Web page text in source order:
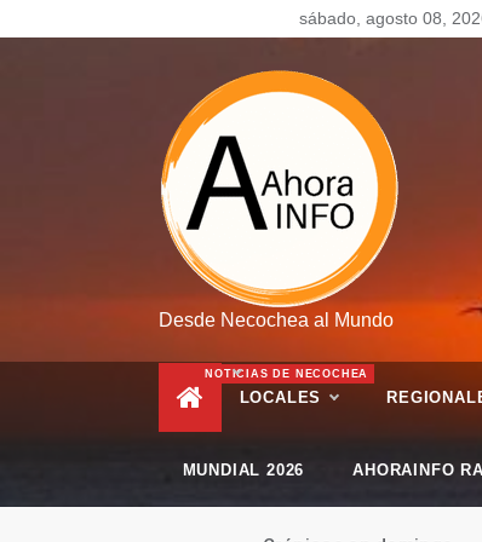
to
sábado, agosto 08,
Desde Necochea al Mundo
LOCALES
NOTICIAS DE NECOCHEA
MUNDIAL 2026 AHORAINFO